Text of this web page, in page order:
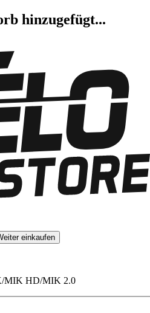
hinzugefügt...
einkaufen
MIK HD/MIK 2.0